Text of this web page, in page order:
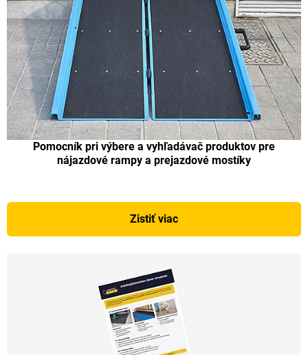
Pomocník pri výbere a vyhľadávač produktov pre
nájazdové rampy a prejazdové mostíky
Zistiť viac